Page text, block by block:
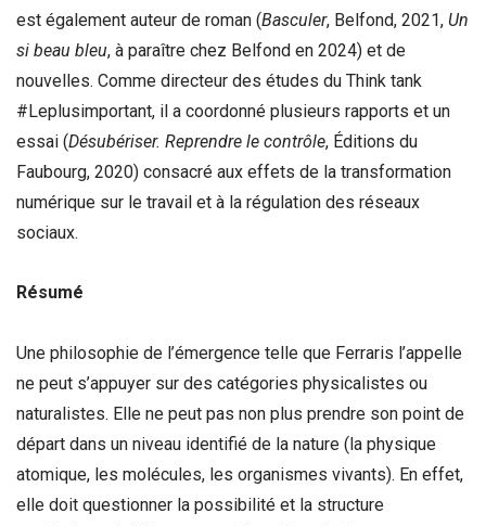
est également auteur de roman (Basculer, Belfond, 2021, Un
si beau bleu, à paraître chez Belfond en 2024) et de
nouvelles. Comme directeur des études du Think tank
#Leplusimportant, il a coordonné plusieurs rapports et un
essai (Désubériser. Reprendre le contrôle, Éditions du
Faubourg, 2020) consacré aux effets de la transformation
numérique sur le travail et à la régulation des réseaux
sociaux.
Résumé
Une philosophie de l’émergence telle que Ferraris l’appelle
ne peut s’appuyer sur des catégories physicalistes ou
naturalistes. Elle ne peut pas non plus prendre son point de
départ dans un niveau identifié de la nature (la physique
atomique, les molécules, les organismes vivants). En effet,
elle doit questionner la possibilité et la structure